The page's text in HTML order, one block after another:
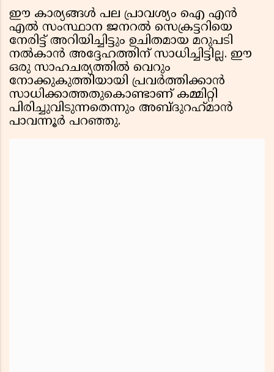
ഈ കാര്യങ്ങൾ പല പ്രാവശ്യം ഐ എൻ
എൽ സംസ്ഥാന ജനറൽ സെക്രട്ടറിയെ
നേരിട്ട് അറിയിച്ചിട്ടും ഉചിതമായ മറുപടി
നൽകാൻ അദ്ദേഹത്തിന് സാധിച്ചിട്ടില്ല. ഈ
ഒരു സാഹചര്യത്തിൽ വെറും
നോക്കുകുത്തിയായി പ്രവർത്തിക്കാൻ
സാധിക്കാത്തതുകൊണ്ടാണ് കമ്മിറ്റി
പിരിച്ചുവിടുന്നതെന്നും അബ്ദുറഹ്‌മാൻ
പാവന്നൂർ പറഞ്ഞു.